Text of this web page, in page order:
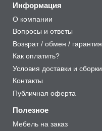
Информация
О компании
Вопросы и ответы
Возврат / обмен / гарантия
Как оплатить?
Условия доставки и сборки
Контакты
Публичная оферта
Полезное
Мебель на заказ